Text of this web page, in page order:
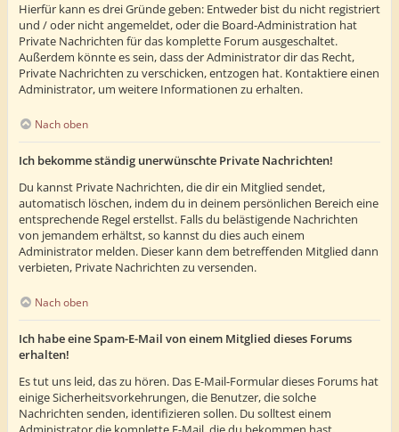
Hierfür kann es drei Gründe geben: Entweder bist du nicht registriert
und / oder nicht angemeldet, oder die Board-Administration hat
Private Nachrichten für das komplette Forum ausgeschaltet.
Außerdem könnte es sein, dass der Administrator dir das Recht,
Private Nachrichten zu verschicken, entzogen hat. Kontaktiere einen
Administrator, um weitere Informationen zu erhalten.
Nach oben
Ich bekomme ständig unerwünschte Private Nachrichten!
Du kannst Private Nachrichten, die dir ein Mitglied sendet,
automatisch löschen, indem du in deinem persönlichen Bereich eine
entsprechende Regel erstellst. Falls du belästigende Nachrichten
von jemandem erhältst, so kannst du dies auch einem
Administrator melden. Dieser kann dem betreffenden Mitglied dann
verbieten, Private Nachrichten zu versenden.
Nach oben
Ich habe eine Spam-E-Mail von einem Mitglied dieses Forums
erhalten!
Es tut uns leid, das zu hören. Das E-Mail-Formular dieses Forums hat
einige Sicherheitsvorkehrungen, die Benutzer, die solche
Nachrichten senden, identifizieren sollen. Du solltest einem